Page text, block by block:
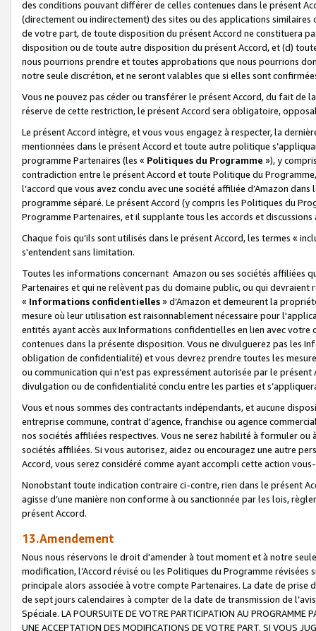
des conditions pouvant différer de celles contenues dans le présent
(directement ou indirectement) des sites ou des applications
de votre part, de toute disposition du présent Accord ne constituera
disposition ou de toute autre disposition du présent Accord, et (d)
nous pourrions prendre et toutes approbations que nous pourrions
notre seule discrétion, et ne seront valables que si elles sont
Vous ne pouvez pas céder ou transférer le présent Accord, du fait de
réserve de cette restriction, le présent Accord sera obligatoire,
Le présent Accord intègre, et vous vous engagez à respecter, la
mentionnées dans le présent Accord et toute autre politique
programme Partenaires (les « Politiques du Programme »), y
contradiction entre le présent Accord et toute Politique du
l’accord que vous avez conclu avec une société affiliée d’Amazon
programme séparé. Le présent Accord (y compris les Politiques du
Programme Partenaires, et il supplante tous les accords et discussions
Chaque fois qu’ils sont utilisés dans le présent Accord, les termes «
s'entendent sans limitation.
Toutes les informations concernant Amazon ou ses sociétés affiliées
Partenaires et qui ne relèvent pas du domaine public, ou qui
« Informations confidentielles» d’Amazon et demeurent la
mesure où leur utilisation est raisonnablement nécessaire pour
entités ayant accès aux Informations confidentielles en lien avec
contenues dans la présente disposition. Vous ne divulguerez pas les
obligation de confidentialité) et vous devrez prendre toutes les
ou communication qui n’est pas expressément autorisée par le
divulgation ou de confidentialité conclu entre les parties et
Vous et nous sommes des contractants indépendants, et aucune
entreprise commune, contrat d'agence, franchise ou agence
nos sociétés affiliées respectives. Vous ne serez habilité à formuler
sociétés affiliées. Si vous autorisez, aidez ou encouragez une autre
Accord, vous serez considéré comme ayant accompli cette action
Nonobstant toute indication contraire ci-contre, rien dans le présent
agisse d’une manière non conforme à ou sanctionnée par les lois,
présent Accord.
13.Amendement
Nous nous réservons le droit d'amender à tout moment et à notre
modification, l’Accord révisé ou les Politiques du Programme
principale alors associée à votre compte Partenaires. La date de
de sept jours calendaires à compter de la date de transmission de
Spéciale. LA POURSUITE DE VOTRE PARTICIPATION AU PROGRAMME
UNE ACCEPTATION DES MODIFICATIONS DE VOTRE PART. SI VOUS